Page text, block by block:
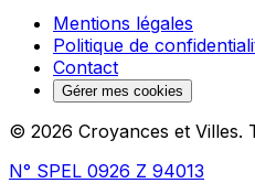
Mentions légales
Politique de
Contact
Gérer mes cookies
© 2026 Croyances et Villes.
N° SPEL 0926 Z 94013